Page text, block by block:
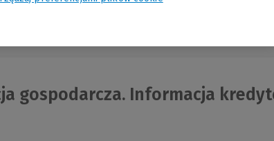
gospodarcza. Informacja